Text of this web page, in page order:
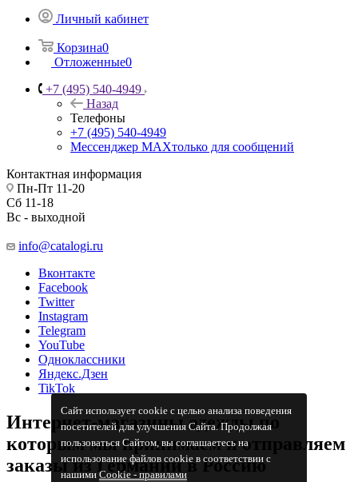
Сайт использует cookie с целью анализа поведения
посетителей для улучшения Сайта. Продолжая
пользоваться Сайтом, вы соглашаетесь на
использование файлов cookie в соответствии с
нашимиCookiе - правилами
Личный кабинет
Корзина0
Отложенные0
+7 (495) 540-4949
Назад
Телефоны
+7 (495) 540-4949
Мессенджер МАХтолько для сообщений
Контактная информация
Пн-Пт 11-20
Сб 11-18
Вс - выходной
info@catalogi.ru
Вконтакте
Facebook
Twitter
Instagram
Telegram
YouTube
Одноклассники
Яндекс.Дзен
TikTok
Интернет-магазины одежды по
которым мы принимаем и отправляем
заказы из Германии в Россию